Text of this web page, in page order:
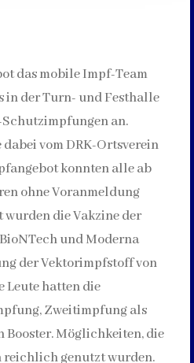
das mobile Impf-Team
in der Turn- und Festhalle
an.
vom DRK-Ortsverein
konnten alle ab
ohne Voranmeldung
die Vakzine der
und Moderna
der Vektorimpfstoff von
Leute hatten die
Zweitimpfung als
Booster. Möglichkeiten, die
reichlich genutzt wurden.